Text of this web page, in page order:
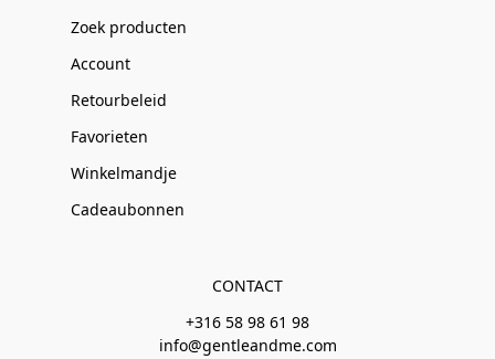
Zoek producten
Account
Retourbeleid
Favorieten
Winkelmandje
Cadeaubonnen
CONTACT
+316 58 98 61 98
info@gentleandme.com